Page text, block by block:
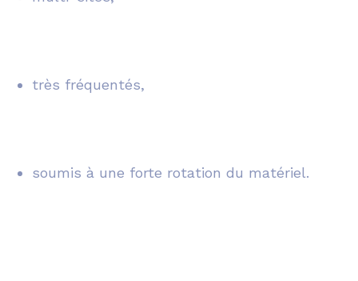
très fréquentés,
soumis à une forte rotation du matériel.